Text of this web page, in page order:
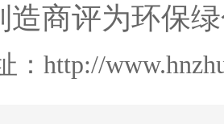
造商评为环保
： http://